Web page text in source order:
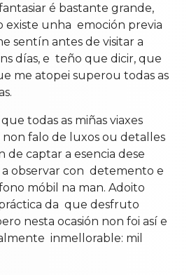
é bastante grande,
existe unha emoción previa
sentín antes de visitar a
días, e teño que dicir, que
me atopei superou todas as
todas as miñas viaxes
non falo de luxos ou detalles
de captar a esencia dese
a observar con detemento e
móbil na man. Adoito
da que desfruto
nesta ocasión non foi así e
inmellorable: mil